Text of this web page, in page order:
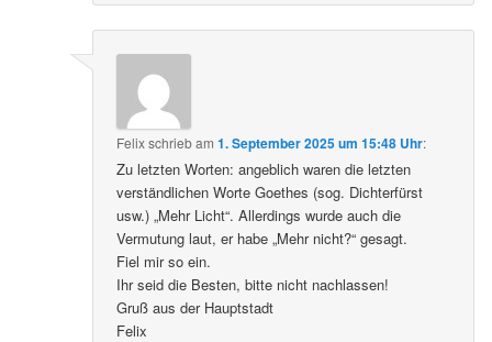
Felixschriebam1. September 2025 um 15:48 Uhr:
Zu letzten Worten: angeblich waren die letzten
verständlichen Worte Goethes (sog. Dichterfürst
usw.) „Mehr Licht“. Allerdings wurde auch die
Vermutung laut, er habe „Mehr nicht?“ gesagt.
Fiel mir so ein.
Ihr seid die Besten, bitte nicht nachlassen!
Gruß aus der Hauptstadt
Felix